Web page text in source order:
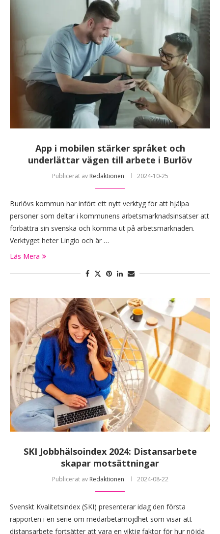
App i mobilen stärker språket och
underlättar vägen till arbete i Burlöv
Publicerat av Redaktionen 2024-10-25
Burlövs kommun har infört ett nytt verktyg för att hjälpa
personer som deltar i kommunens arbetsmarknadsinsatser att
förbättra sin svenska och komma ut på arbetsmarknaden.
Verktyget heter Lingio och är …
Läs Mera
SKI Jobbhälsoindex 2024: Distansarbete
skapar motsättningar
Publicerat av Redaktionen 2024-08-22
Svenskt Kvalitetsindex (SKI) presenterar idag den första
rapporten i en serie om medarbetarnöjdhet som visar att
distansarbete fortsätter att vara en viktig faktor för hur nöjda